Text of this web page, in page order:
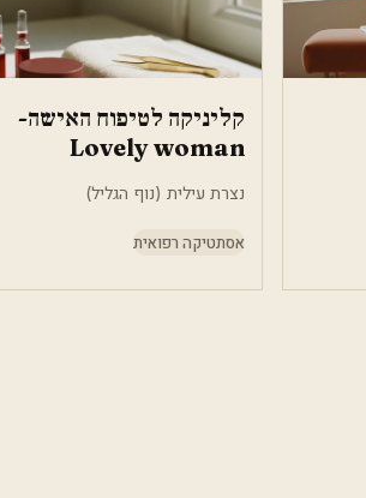
קליניקה לטיפוח האישה-
Lovely woman
נצרת עילית (נוף הגליל)
אסתטיקה רפואית